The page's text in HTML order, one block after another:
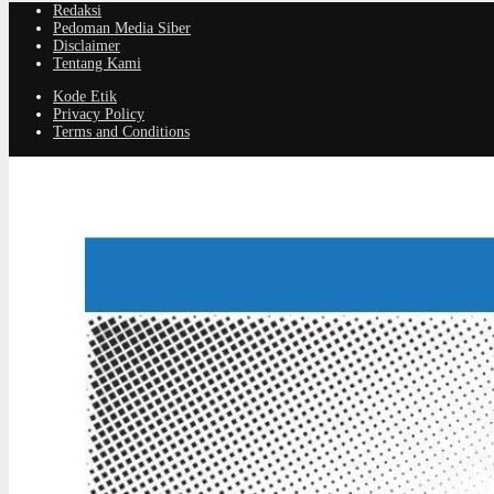
Redaksi
Pedoman Media Siber
Disclaimer
Tentang Kami
Kode Etik
Privacy Policy
Terms and Conditions